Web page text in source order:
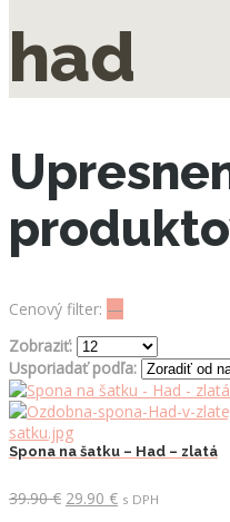
had
Cenový filter: —
Zobraziť:
Usporiadať podľa:
Spona na šatku – Had – zlatá
39.90€ Pôvodná
29.90 €Aktuálna
s DPH